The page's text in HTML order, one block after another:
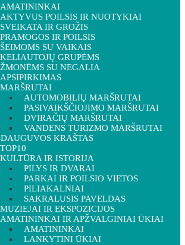
AMATININKAI
AKTYVUS POILSIS IR NUOTYKIAI
SVEIKATA IR GROŽIS
PRAMOGOS IR POILSIS
ŠEIMOMS SU VAIKAIS
KELIAUTOJŲ GRUPĖMS
ŽMONĖMS SU NEGALIA
APSIPIRKIMAS
MARŠRUTAI
AUTOMOBILIŲ MARŠRUTAI
PASIVAIKŠČIOJIMO MARŠRUTAI
DVIRAČIŲ MARŠRUTAI
VANDENS TURIZMO MARŠRUTAI
KRAŠTAS
TOP10
KULTŪRA IR ISTORIJA
PILYS IR DVARAI
PARKAI IR POILSIO VIETOS
PILIAKALNIAI
SAKRALUSIS PAVELDAS
MUZIEJAI IR EKSPOZICIJOS
AMATININKAI IR APŽVALGINIAI ŪKIAI
AMATININKAI
LANKYTINI ŪKIAI